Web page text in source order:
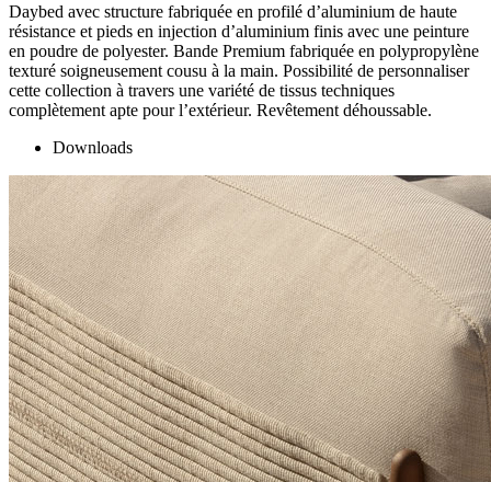
Daybed avec structure fabriquée en profilé d’aluminium de haute
résistance et pieds en injection d’aluminium finis avec une peinture
en poudre de polyester. Bande Premium fabriquée en polypropylène
texturé soigneusement cousu à la main. Possibilité de personnaliser
cette collection à travers une variété de tissus techniques
complètement apte pour l’extérieur. Revêtement déhoussable.
Downloads